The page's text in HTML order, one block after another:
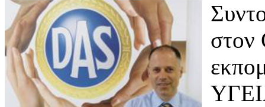
στον